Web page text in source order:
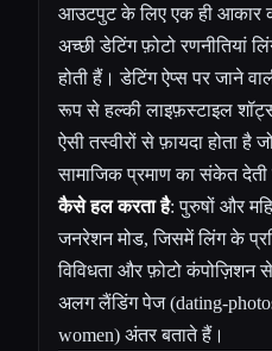
आउटपुट के लिए एक ही आकार
अच्छी डेटिंग फ़ोटो रणनीतियां
होती हैं। डेटिंग ऐप्स पर जाने
रूप से हल्की लाइफ़स्टाइल
ऐसी तस्वीरों से फ़ायदा होता है
सामाजिक प्रमाण का संकेत देती
कैसे हल करता है: पुरुषों और
जनरेशन मोड, जिसमें लिंग के
विविधता और फ़ोटो कंपोज़िशन
अलग लैंडिंग पेज (dating-
women) अंतर बताते हैं।